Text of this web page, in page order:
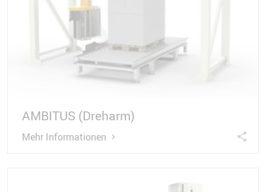
AMBITUS (Dreharm)
Mehr Informationen